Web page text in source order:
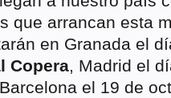
que arrancan esta
en Granada el
Copera, Madrid el
Barcelona el 19 de